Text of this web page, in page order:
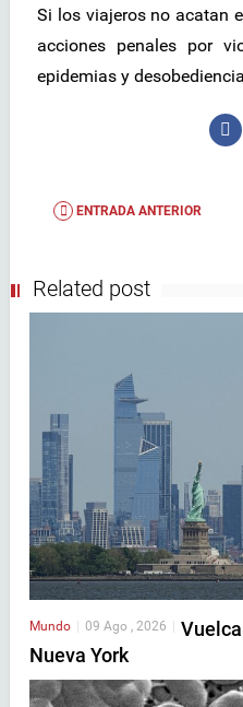
Si los viajeros no acatan
acciones penales por
epidemias y
ENTRADA ANTERIOR
Related post
Mundo | 09 Ago , 2026 |
Nueva York